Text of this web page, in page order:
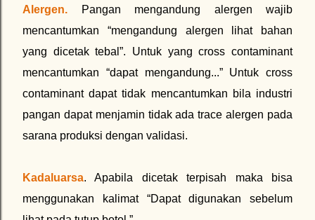
Alergen. Pangan mengandung alergen wajib
mencantumkan “mengandung alergen lihat bahan
yang dicetak tebal”. Untuk yang cross contaminant
mencantumkan “dapat mengandung...” Untuk cross
contaminant dapat tidak mencantumkan bila industri
pangan dapat menjamin tidak ada trace alergen pada
sarana produksi dengan validasi.
Kadaluarsa. Apabila dicetak terpisah maka bisa
menggunakan kalimat “Dapat digunakan sebelum